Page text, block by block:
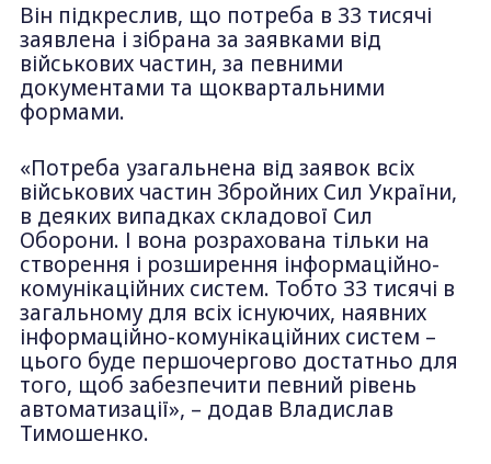
Він підкреслив, що потреба в 33 тисячі
заявлена і зібрана за заявками від
військових частин, за певними
документами та щоквартальними
формами.
«Потреба узагальнена від заявок всіх
військових частин Збройних Сил України,
в деяких випадках складової Сил
Оборони. І вона розрахована тільки на
створення і розширення інформаційно-
комунікаційних систем. Тобто 33 тисячі в
загальному для всіх існуючих, наявних
інформаційно-комунікаційних систем –
цього буде першочергово достатньо для
того, щоб забезпечити певний рівень
автоматизації», – додав Владислав
Тимошенко.